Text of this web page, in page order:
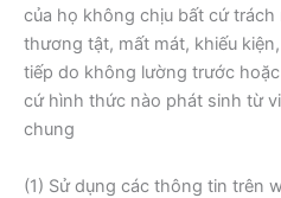
của họ không chịu bất cứ trách
thương tật, mất mát, khiếu
tiếp do không lường trước
cứ hình thức nào phát sinh từ
chung
(1) Sử dụng các thông tin trên